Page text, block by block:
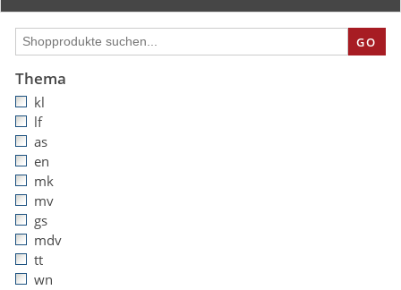
GO
Thema
kl
lf
as
en
mk
mv
gs
mdv
tt
wn